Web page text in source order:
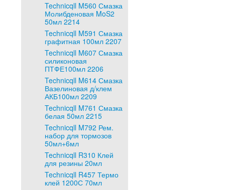
Technicqll M560 Смазка
Молибденовая MoS2
50мл 2214
Technicqll M591 Смазка
графитная 100мл 2207
Technicqll M607 Смазка
силиконовая
ПТФЕ100мл 2206
Technicqll M614 Смазка
Вазелиновая д/клем
АКБ100мл 2209
Technicqll M761 Смазка
белая 50мл 2215
Technicqll M792 Рем.
набор для тормозов
50мл+6мл
Technicqll R310 Клей
для резины 20мл
Technicqll R457 Термо
клей 1200С 70мл